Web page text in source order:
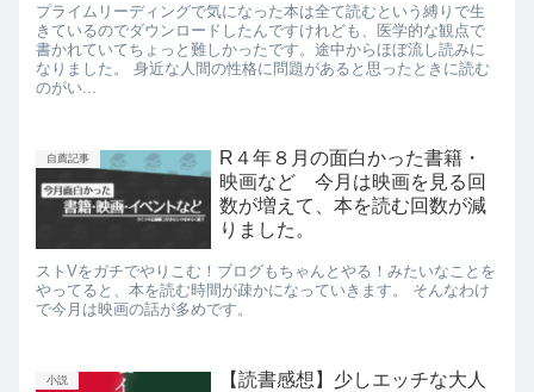
プライムリーディングで気になった本は全て読むという縛りで生
きているのでダウンロードしたんですけれども、医学的な観点で
書かれていてちょっと難しかったです。途中からほぼ流し読みに
なりました。 身近な人間の性格に問題があると思ったときに読む
のがい...
自薦記事
R４年８月の面白かった書籍・
映画など 今月は映画を見る回
数が増えて、本を読む回数が減
りました。
ストVをガチでやりこむ！ブログもちゃんとやる！みたいなことを
やってると、本を読む時間が疎かになっていきます。 そんなわけ
で今月は映画の話が多めです。
小説
【読書感想】少しエッチな大人